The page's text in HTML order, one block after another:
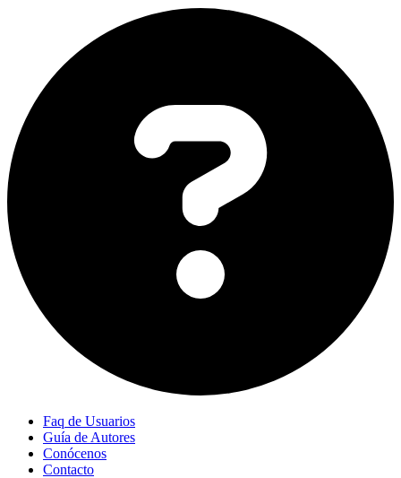
Faq de Usuarios
Guía de Autores
Conócenos
Contacto